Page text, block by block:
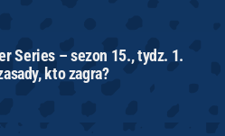
Series – sezon 15., tydz. 1.
kto zagra?